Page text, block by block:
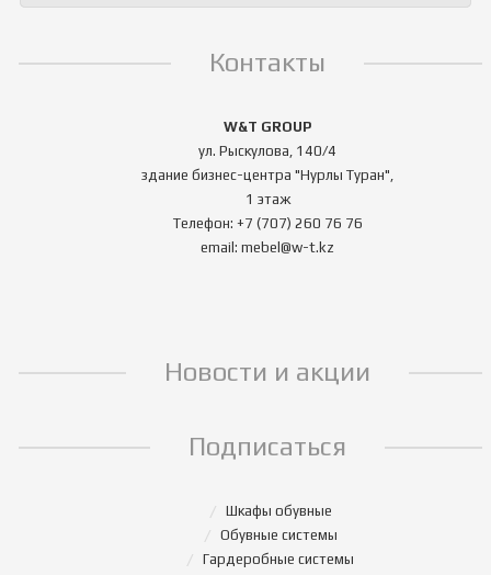
Контакты
W&T GROUP
ул. Рыскулова, 140/4
здание бизнес-центра "Нурлы Туран",
1 этаж
Телефон: +7 (707) 260 76 76
email: mebel@w-t.kz
Новости и акции
Подписаться
Шкафы обувные
Обувные системы
Гардеробные системы